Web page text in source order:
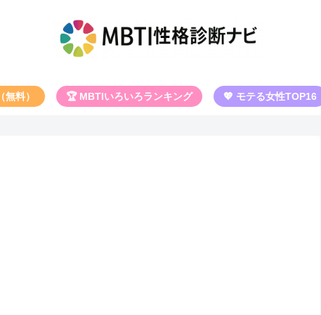
料） 🏆 MBTIいろいろランキング 💖 モテる女性TOP16